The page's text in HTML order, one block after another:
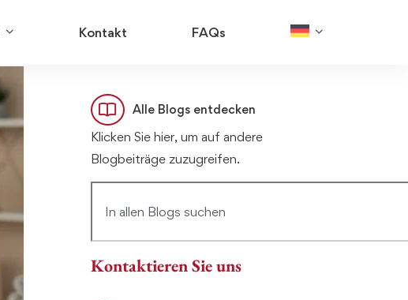
Kontakt FAQs
Alle Blogs entdecken
Klicken Sie hier, um auf andere
Blogbeiträge zuzugreifen.
Kontaktieren Sie uns